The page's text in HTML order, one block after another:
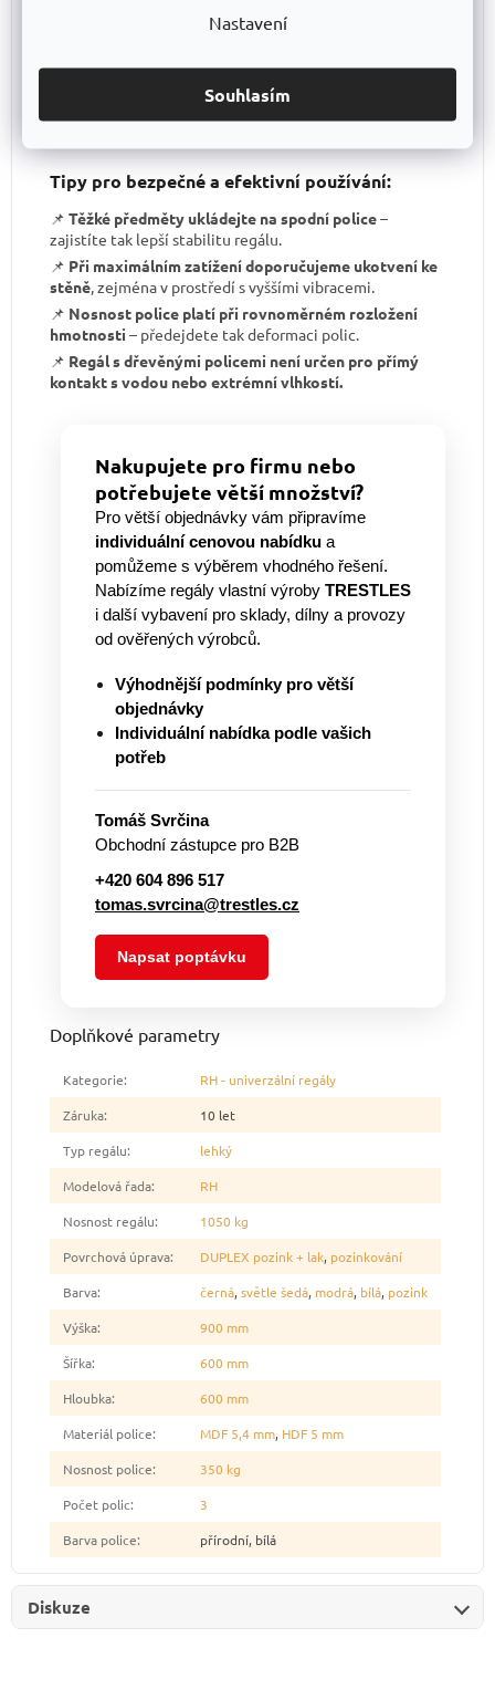
Nastavení
Souhlasím
spolehněte se, že vaše skladové řešení bude
S TRESTLESsi pořizujete nejenspolehlivý regál, ale i
záruku kvality a dlouhodobé dostupnosti produktů
Tipy pro bezpečné a efektivní používání:
📌 Těžké předměty ukládejte na spodní police–
zajistíte tak lepší stabilitu regálu.
📌 Při maximálním zatížení doporučujeme ukotvení ke
stěně, zejména v prostředí s vyššími vibracemi.
📌 Nosnost police platí při rovnoměrném rozložení
hmotnosti – předejdete tak deformaci polic.
📌 Regál s dřevěnými policemi není určen pro přímý
kontakt s vodou nebo extrémní vlhkostí.
Nakupujete pro firmu nebo
potřebujete větší množství?
Pro větší objednávky vám připravíme
individuální cenovou nabídku a
pomůžeme s výběrem vhodného řešení.
Nabízíme regály vlastní výroby TRESTLES
i další vybavení pro sklady, dílny a provozy
od ověřených výrobců.
Výhodnější podmínky pro větší
objednávky
Individuální nabídka podle vašich
potřeb
Tomáš Svrčina
Obchodní zástupce pro B2B
+420 604 896 517
tomas.svrcina@trestles.cz
Napsat poptávku
Doplňkové parametry
Kategorie:
RH - univerzální regály
Záruka:
10 let
Typ regálu:
lehký
Modelová řada:
RH
Nosnost regálu:
1050 kg
Povrchová úprava: DUPLEX pozink + lak, pozinkování
Barva: černá, světle šedá, modrá, bílá, pozink
Výška:
900 mm
Šířka:
600 mm
Hloubka:
600 mm
Materiál police: MDF 5,4 mm, HDF 5 mm
Nosnost police:
350 kg
Počet polic:
3
Barva police: přírodní, bílá
Diskuze